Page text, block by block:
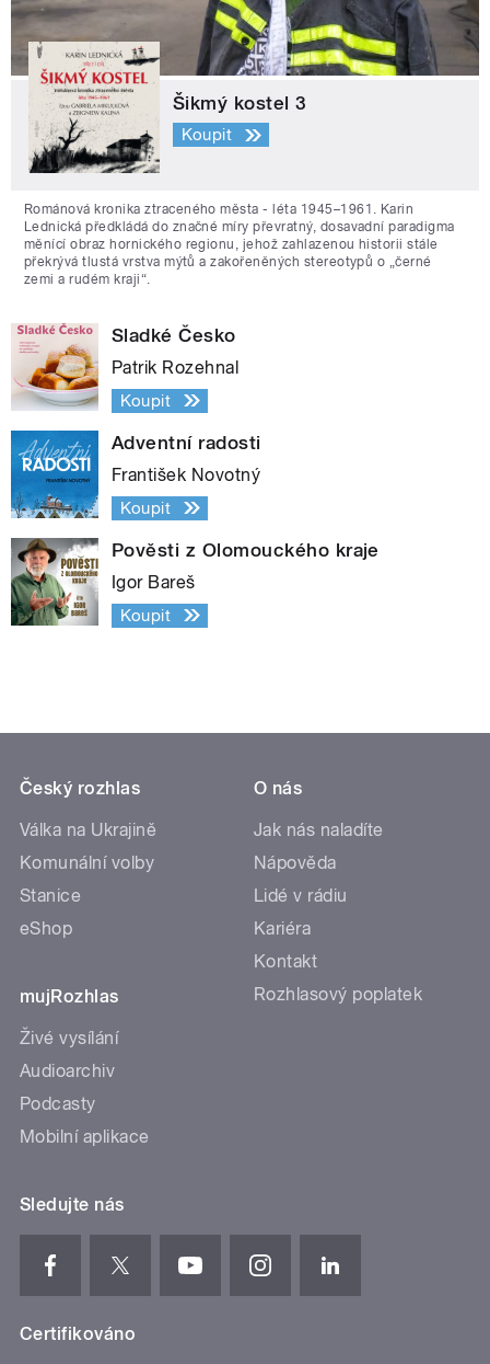
Šikmý kostel 3
Koupit
Románová kronika ztraceného města - léta 1945–1961. Karin
Lednická předkládá do značné míry převratný, dosavadní paradigma
měnící obraz hornického regionu, jehož zahlazenou historii stále
překrývá tlustá vrstva mýtů a zakořeněných stereotypů o „černé
zemi a rudém kraji“.
Sladké Česko
Patrik Rozehnal
Koupit
Adventní radosti
František Novotný
Koupit
Pověsti z Olomouckého kraje
Igor Bareš
Koupit
Český rozhlas
Válka na Ukrajině
Komunální volby
Stanice
eShop
mujRozhlas
Živé vysílání
Audioarchiv
Podcasty
Mobilní aplikace
O nás
Jak nás naladíte
Nápověda
Lidé v rádiu
Kariéra
Kontakt
Rozhlasový poplatek
Sledujte nás
Certifikováno